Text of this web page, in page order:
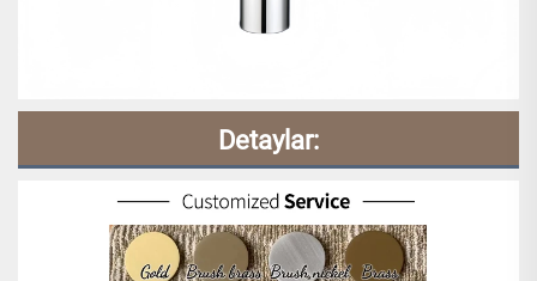
Detaylar: